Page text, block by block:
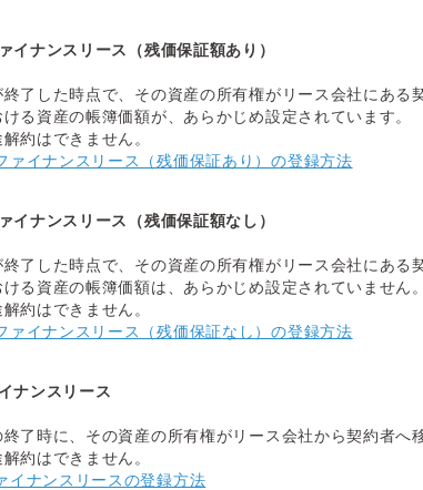
イナンスリース（残価保証額あり）
了した時点で、その資産の所有権がリース会社にある
る資産の帳簿価額が、あらかじめ設定されています。
約はできません。
ァイナンスリース（残価保証あり）の登録方法
イナンスリース（残価保証額なし）
了した時点で、その資産の所有権がリース会社にある
る資産の帳簿価額は、あらかじめ設定されていません。
約はできません。
ァイナンスリース（残価保証なし）の登録方法
ナンスリース
了時に、その資産の所有権がリース会社から契約者へ
約はできません。
イナンスリースの登録方法